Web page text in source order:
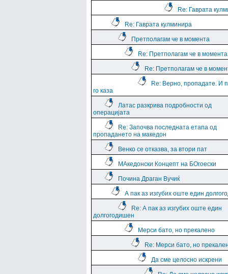
Re: Гаврата
Re: Гаврата кулминира
Претполагам че в момента
Re: Претполагам че в момента
Re: Претполагам че в
Re: Верно, пропадате. И
го каза
Латас разкрива подробности од
операцијата
Re: Започва последната етапа од
пропадането на македон
Венко се отказва, за втори пат
МАкедонски Концепт на БОгоески
Почина Драган Вучиќ
А пак аз изгубих оште един
Re: А пак аз изгубих оште един
долгогодишен
Мерси бато, но прекалено
Re: Мерси бато, но
Да сме целосно искрени